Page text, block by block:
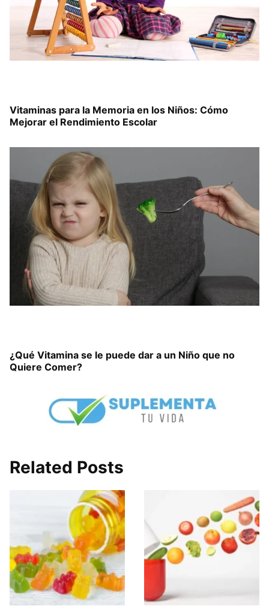
Vitaminas para la Memoria en los Niños: Cómo
Mejorar el Rendimiento Escolar
¿Qué Vitamina se le puede dar a un Niño que no
Quiere Comer?
Related Posts